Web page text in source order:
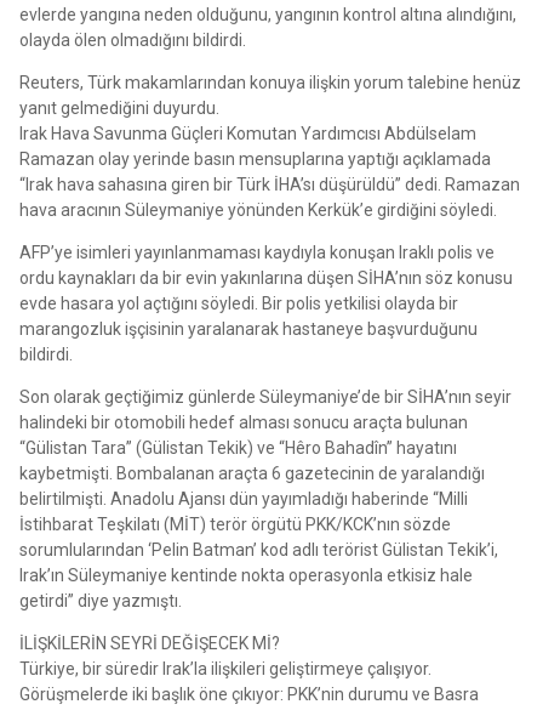
evlerde yangına neden olduğunu, yangının kontrol altına alındığını,
olayda ölen olmadığını bildirdi.
Reuters, Türk makamlarından konuya ilişkin yorum talebine henüz
yanıt gelmediğini duyurdu.
Irak Hava Savunma Güçleri Komutan Yardımcısı Abdülselam
Ramazan olay yerinde basın mensuplarına yaptığı açıklamada
“Irak hava sahasına giren bir Türk İHA’sı düşürüldü” dedi. Ramazan
hava aracının Süleymaniye yönünden Kerkük’e girdiğini söyledi.
AFP’ye isimleri yayınlanmaması kaydıyla konuşan Iraklı polis ve
ordu kaynakları da bir evin yakınlarına düşen SİHA’nın söz konusu
evde hasara yol açtığını söyledi. Bir polis yetkilisi olayda bir
marangozluk işçisinin yaralanarak hastaneye başvurduğunu
bildirdi.
Son olarak geçtiğimiz günlerde Süleymaniye’de bir SİHA’nın seyir
halindeki bir otomobili hedef alması sonucu araçta bulunan
“Gülistan Tara” (Gülistan Tekik) ve “Hêro Bahadîn” hayatını
kaybetmişti. Bombalanan araçta 6 gazetecinin de yaralandığı
belirtilmişti. Anadolu Ajansı dün yayımladığı haberinde “Milli
İstihbarat Teşkilatı (MİT) terör örgütü PKK/KCK’nın sözde
sorumlularından ‘Pelin Batman’ kod adlı terörist Gülistan Tekik’i,
Irak’ın Süleymaniye kentinde nokta operasyonla etkisiz hale
getirdi” diye yazmıştı.
İLİŞKİLERİN SEYRİ DEĞİŞECEK Mİ?
Türkiye, bir süredir Irak’la ilişkileri geliştirmeye çalışıyor.
Görüşmelerde iki başlık öne çıkıyor: PKK’nin durumu ve Basra